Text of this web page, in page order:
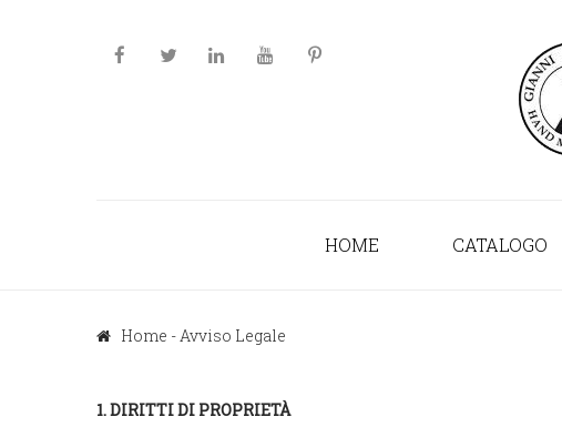
HOME CATALOGO
Home -Avviso Legale
1. DIRITTI DI PROPRIETÀ